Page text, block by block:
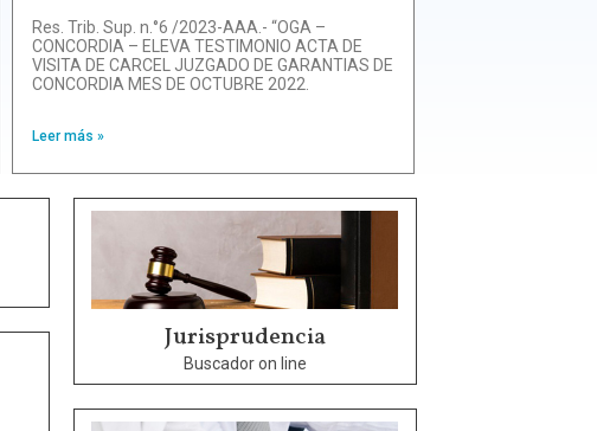
Res. Trib. Sup. n.°6 /2023-AAA.- “OGA –
CONCORDIA – ELEVA TESTIMONIO ACTA DE
VISITA DE CARCEL JUZGADO DE GARANTIAS DE
CONCORDIA MES DE OCTUBRE 2022.
Leer más »
Jurisprudencia
Buscador on line